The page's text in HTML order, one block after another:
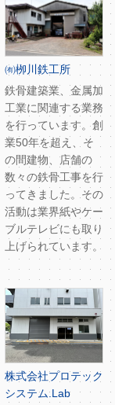
㈲栁川鉄工所
鉄骨建築業、金属加
工業に関連する業務
を行っています。創
業50年を超え、そ
の間建物、店舗の
数々の鉄骨工事を行
ってきました。その
活動は業界紙やケー
ブルテレビにも取り
上げられています。
株式会社プロテック
システム.Lab